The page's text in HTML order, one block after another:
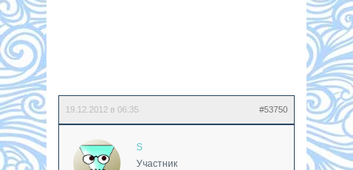
19.12.2012 в 06:35 #53750
S
Участник